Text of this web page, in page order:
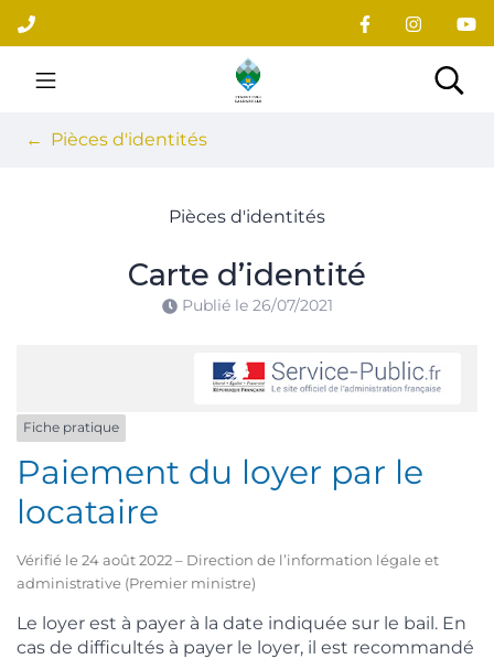
Aller
au
contenu
Site officiel du village
Pièces d'identités
Pièces d'identités
Carte d’identité
Publié le 26/07/2021
Fiche pratique
Paiement du loyer par le
locataire
Vérifié le 24 août 2022 – Direction de l’information légale et
administrative (Premier ministre)
Le loyer est à payer à la date indiquée sur le bail. En
cas de difficultés à payer le loyer, il est recommandé